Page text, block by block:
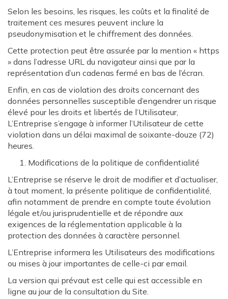
Selon les besoins, les risques, les coûts et la finalité de
traitement ces mesures peuvent inclure la
pseudonymisation et le chiffrement des données.
Cette protection peut être assurée par la mention « https
» dans l’adresse URL du navigateur ainsi que par la
représentation d’un cadenas fermé en bas de l’écran.
Enfin, en cas de violation des droits concernant des
données personnelles susceptible d’engendrer un risque
élevé pour les droits et libertés de l’Utilisateur,
L’Entreprise s’engage à informer l’Utilisateur de cette
violation dans un délai maximal de soixante-douze (72)
heures.
Modifications de la politique de confidentialité
L’Entreprise se réserve le droit de modifier et d’actualiser,
à tout moment, la présente politique de confidentialité,
afin notamment de prendre en compte toute évolution
légale et/ou jurisprudentielle et de répondre aux
exigences de la réglementation applicable à la
protection des données à caractère personnel.
L’Entreprise informera les Utilisateurs des modifications
ou mises à jour importantes de celle-ci par email.
La version qui prévaut est celle qui est accessible en
ligne au jour de la consultation du Site.